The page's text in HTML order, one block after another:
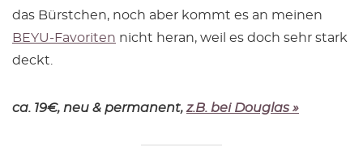
das Bürstchen, noch aber kommt es an meinen
BEYU-Favoriten nicht heran, weil es doch sehr stark
deckt.
ca. 19€, neu & permanent, z.B. bei Douglas »